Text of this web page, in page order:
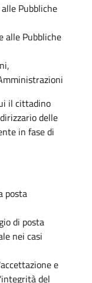
Pubbliche
alle Pubbliche
il cittadino
delle
in fase di
posta
di posta
nei casi
e
del